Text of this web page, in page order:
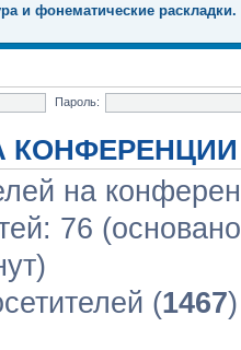
и фонематические раскладки.
Пароль:
КОНФЕРЕНЦИИ
на
76
(1467